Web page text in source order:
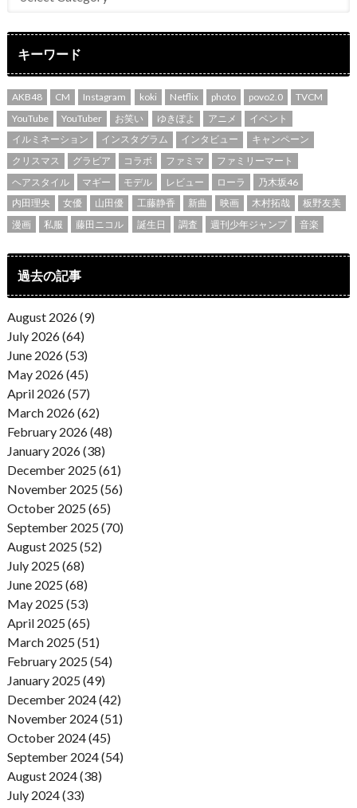
キーワード
AKB48 CM Instagram koki Netflix photo povo2.0
TVCM
YouTube
YouTuber お笑い ゆきぽよ アニメ
イベント
イルミネーション
インスタグラム インタビュー
キャンペーン
クリスマス
グラビア コラボ ファミマ
ファミリーマート
ヘアスタイル
マギー モデル レビュー ローラ
乃木坂46
内田理央
女優 山田優 工藤静香 新曲 映画 木村拓哉
板野友美
漫画
私服 藤田ニコル 誕生日 調査 週刊少年ジャンプ 音楽
過去の記事
August 2026 (9)
July 2026 (64)
June 2026 (53)
May 2026 (45)
April 2026 (57)
March 2026 (62)
February 2026 (48)
January 2026 (38)
December 2025 (61)
November 2025 (56)
October 2025 (65)
September 2025 (70)
August 2025 (52)
July 2025 (68)
June 2025 (68)
May 2025 (53)
April 2025 (65)
March 2025 (51)
February 2025 (54)
January 2025 (49)
December 2024 (42)
November 2024 (51)
October 2024 (45)
September 2024 (54)
August 2024 (38)
July 2024 (33)